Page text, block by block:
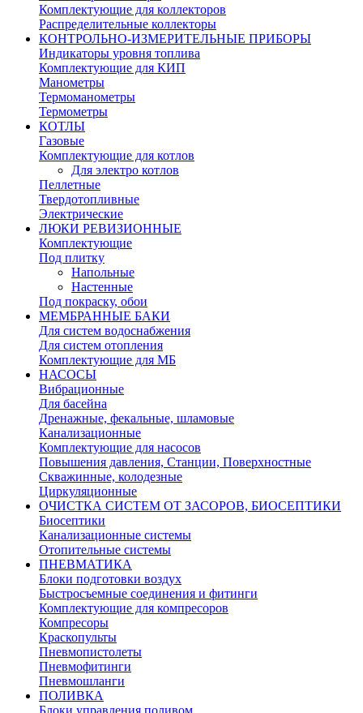
Комплектующие для коллекторов
Распределительные коллекторы
КОНТРОЛЬНО-ИЗМЕРИТЕЛЬНЫЕ ПРИБОРЫ
Индикаторы уровня топлива
Комплектующие для КИП
Манометры
Термоманометры
Термометры
КОТЛЫ
Газовые
Комплектующие для котлов
Для электро котлов
Пеллетные
Твердотопливные
Электрические
ЛЮКИ РЕВИЗИОННЫЕ
Комплектующие
Под плитку
Напольные
Настенные
Под покраску, обои
МЕМБРАННЫЕ БАКИ
Для систем водоснабжения
Для систем отопления
Комплектующие для МБ
НАСОСЫ
Вибрационные
Для басейна
Дренажные, фекальные, шламовые
Канализационные
Комплектующие для насосов
Повышения давления, Станции, Поверхностные
Скважинные, колодезные
Циркуляционные
ОЧИСТКА СИСТЕМ ОТ ЗАСОРОВ, БИОСЕПТИКИ
Биосептики
Канализационные системы
Отопительные системы
ПНЕВМАТИКА
Блоки подготовки воздух
Быстросъемные соединения и фитинги
Комплектующие для компресоров
Компресоры
Краскопульты
Пневмопистолеты
Пневмофитинги
Пневмошланги
ПОЛИВКА
Блоки управления поливом